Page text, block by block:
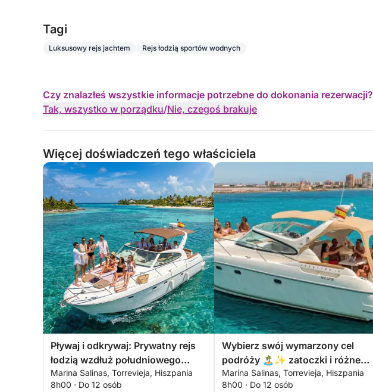
Tagi
Luksusowy rejs jachtem Rejs łodzią sportów wodnych
Czy znalazłeś wszystkie informacje potrzebne do dokonania rezerwacji?
Tak, wszystko w porządku/Nie, czegoś brakuje
Więcej doświadczeń tego właściciela
Pływaj i odkrywaj: Prywatny rejs
łodzią wzdłuż południowego
wybrzeża Costa Blanca
Marina Salinas, Torrevieja, Hiszpania
8h00 · Do 12 osób
Wybierz swój wymarzony cel
podróży 🏝️✨ zatoczki i różne
obszary do pływania
Marina Salinas, Torrevieja, Hiszpania
8h00 · Do 12 osób